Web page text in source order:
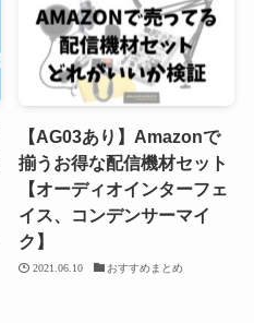
【AG03あり】Amazonで
揃うお得な配信機材セット
【オーディオインターフェ
イス、コンデンサーマイ
ク】
2021.06.10 おすすめまとめ